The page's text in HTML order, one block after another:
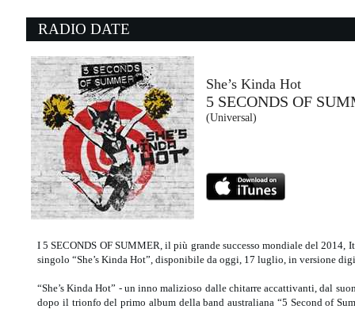
12:18:30
SAM FENDER
Polydor (UMG)
12:18:21
Una noche con Hugel
HUGEL, ALLEH & YORGHAKI
Make The Girls Dance Records (-)
RADIO DATE
She’s Kinda Hot
5 SECONDS OF
(Universal)
I 5 SECONDS OF SUMMER, il più grande successo mondiale del 2014,
singolo “She’s Kinda Hot”, disponibile da oggi, 17 luglio, in versione
“She’s Kinda Hot” - un inno malizioso dalle chitarre accattivanti, dal
dopo il trionfo del primo album della band australiana “5 Second of